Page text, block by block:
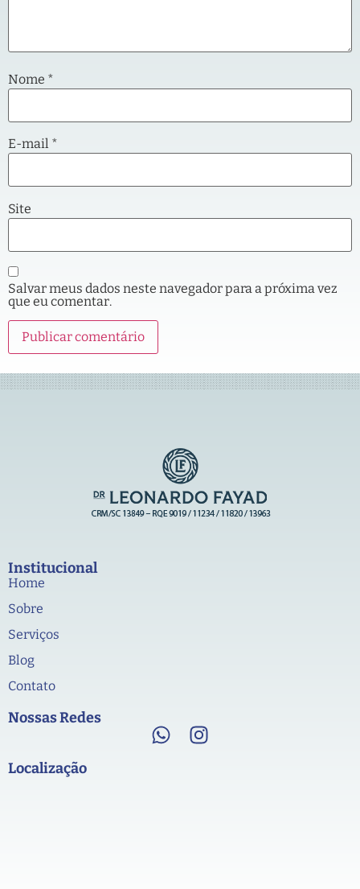
Nome *
E-mail *
Site
Salvar meus dados neste navegador para a próxima vez
que eu comentar.
Institucional
Home
Sobre
Serviços
Blog
Contato
Nossas Redes
Localização